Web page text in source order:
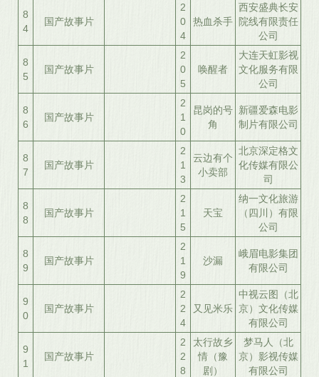
8
4
国产故事片
2
0
4
热血杀手
西安盛典长安
院线有限责任
公司
8
5
国产故事片
2
0
5
唤醒者
大连天虹影视
文化服务有限
公司
8
6
国产故事片
2
1
0
昆岗的号
角
新疆爱森电影
制片有限公司
8
7
国产故事片
2
1
3
云边有个
小卖部
北京深定格文
化传媒有限公
司
8
8
国产故事片
2
1
5
天宝
纳一文化旅游
（四川）有限
公司
8
9
国产故事片
2
1
9
沙漏
峨眉电影集团
有限公司
9
0
国产故事片
2
2
4
又见米乐
中视云图（北
京）文化传媒
有限公司
9
1
国产故事片
2
2
8
太行故乡
情（豫
剧）
梦马人（北
京）影视传媒
有限公司